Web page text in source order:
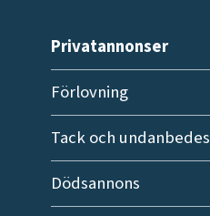
Privatannonser
Förlovning
Tack och undanbedes
Dödsannons